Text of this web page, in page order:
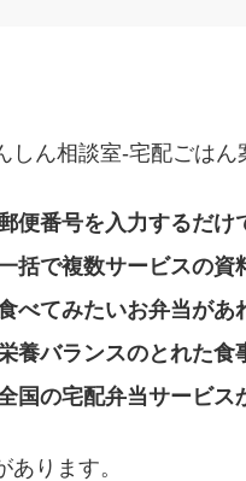
しん相談室‐宅配ごはん
便番号を入力するだけ
括で複数サービスの資
べてみたいお弁当があ
養バランスのとれた食
国の宅配弁当サービス
あります。